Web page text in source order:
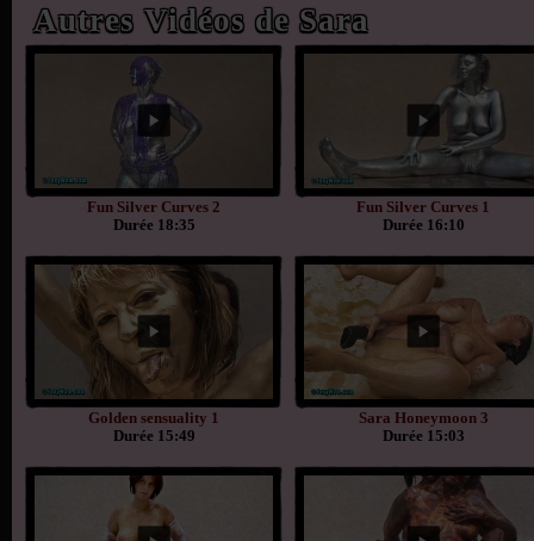
Autres Vidéos de Sara
Fun Silver Curves 2
Durée 18:35
Fun Silver Curves 1
Durée 16:10
Golden sensuality 1
Durée 15:49
Sara Honeymoon 3
Durée 15:03